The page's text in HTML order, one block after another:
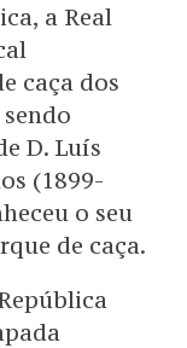
a Real
caça dos
D. Luís
(1899-
o seu
de caça.